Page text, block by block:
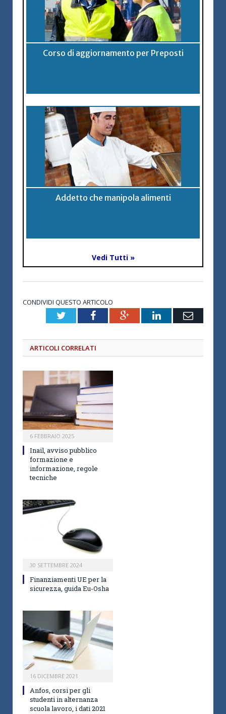
Corso di aggiornamento per Preposti
Addetto che manipola alimenti
Vedi Tutti »
CONDIVIDI QUESTO ARTICOLO
TwitterFacebookGoogle+LinkedInEmail
ARTICOLI CORRELATI
6 FEBBRAIO 2025
Inail, avviso pubblico
formazione e
informazione, regole
tecniche
30 SETTEMBRE 2024
Finanziamenti UE per la
sicurezza, guida Eu-Osha
16 DICEMBRE 2021
Anfos, corsi per gli
studenti in alternanza
scuola lavoro, i dati 2021